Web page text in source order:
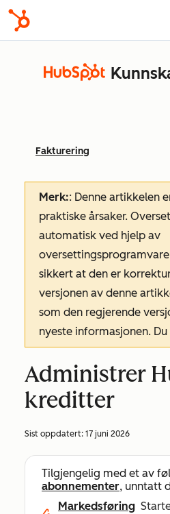
Fakturering
Merk:: Denne artikkelen
praktiske årsaker.
automatisk ved hjelp av
sikkert at den er
versjonen av denne
som den regjerende
nyeste informasjonen.
Administrer
kreditter
Sist oppdatert: 17 juni 2026
Tilgjengelig med et av
abonnementer, unntatt
Markedsføring